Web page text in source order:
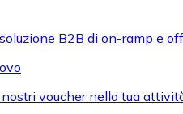
B2B di on-ramp e
voucher nella tua